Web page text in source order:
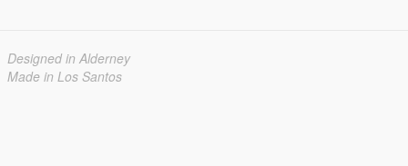
Designed in Alderney
Made in Los Santos